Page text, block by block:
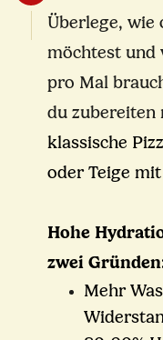
Überlege,
möchtest und
pro Mal
du zubereiten
klassische
oder Teige
Hohe
zwei
Mehr